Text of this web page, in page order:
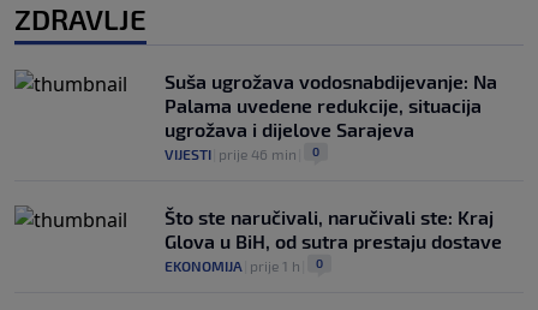
ZDRAVLJE
Suša ugrožava vodosnabdijevanje: Na
Palama uvedene redukcije, situacija
ugrožava i dijelove Sarajeva
VIJESTI prije 46 min 0
Što ste naručivali, naručivali ste: Kraj
Glova u BiH, od sutra prestaju dostave
EKONOMIJA prije 1 h 0